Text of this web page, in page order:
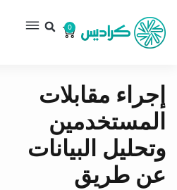
0
إجراء مقابلات
المستخدمين
وتحليل البيانات
عن طريق